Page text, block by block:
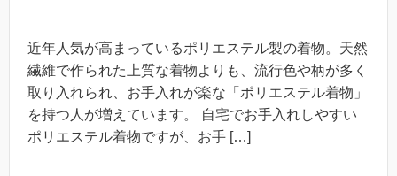
近年人気が高まっているポリエステル製の着物。天然
繊維で作られた上質な着物よりも、流行色や柄が多く
取り入れられ、お手入れが楽な「ポリエステル着物」
を持つ人が増えています。 自宅でお手入れしやすい
ポリエステル着物ですが、お手 […]